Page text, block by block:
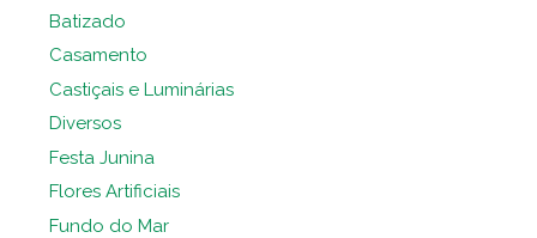
Batizado
Casamento
Castiçais e Luminárias
Diversos
Festa Junina
Flores Artificiais
Fundo do Mar